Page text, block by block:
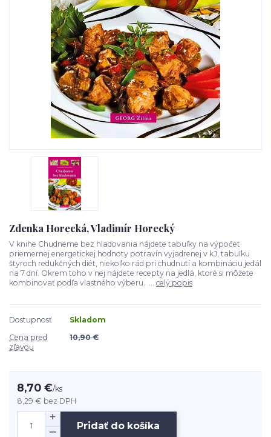
Zdenka Horecká, Vladimír Horecký
V knihe Chudneme bez hladovania nájdete tabuľky na výpočet
priemernej energetickej hodnoty potravín vyjadrenej v kJ, tabuľku
štyroch redukčných diét, niekoľko rád pri chudnutí a kombináciu jedál
na 7 dní. Okrem toho v nej nájdete recepty na jedlá, ktoré si môžete
kombinovať podľa vlastného výberu. ... celý popis
Dostupnosť
Skladom
Cena pred
zľavou
10,90 €
8,70 €/ks
8,29 € bez DPH
Pridať do košíka